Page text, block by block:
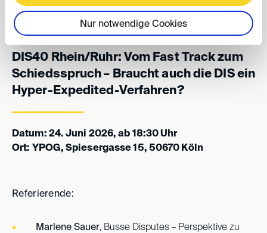
Nur notwendige Cookies
Getränken.
DIS40 Rhein/Ruhr: Vom Fast Track zum
Schiedsspruch – Braucht auch die DIS ein
Hyper-Expedited-Verfahren?
Datum: 24. Juni 2026, ab 18:30 Uhr
Ort: YPOG, Spiesergasse 15, 50670 Köln
Referierende:
Marlene Sauer, Busse Disputes – Perspektive zu